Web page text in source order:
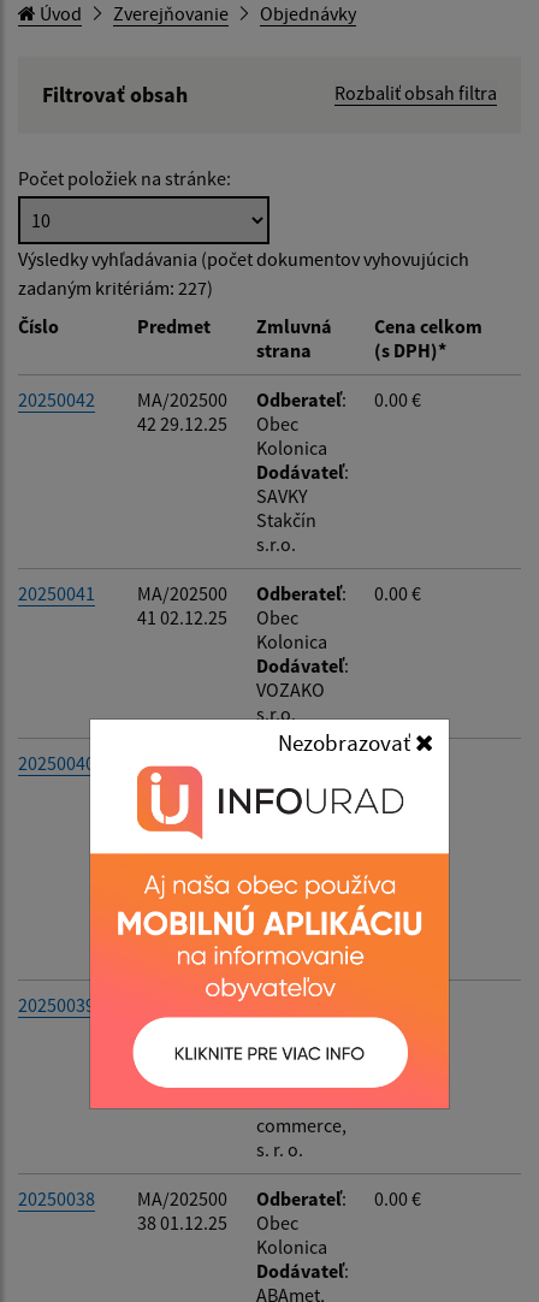
Nezobrazovať
Úvod Zverejňovanie Objednávky
Filtrovať obsah
Rozbaliť obsah filtra
Hľadať v:
Typ dátumu:
Dátum od:
Reset
Počet položiek na stránke:
Výsledky vyhľadávania (počet dokumentov vyhovujúcich
zadaným kritériám: 227)
Číslo
Predmet
Zmluvná
strana
Cena celkom
(s DPH)*
20250042
MA/202500
42 29.12.25
Odberateľ:
Obec
Kolonica
Dodávateľ:
SAVKY
Stakčín
s.r.o.
0.00 €
20250041
MA/202500
41 02.12.25
Odberateľ:
Obec
Kolonica
Dodávateľ:
VOZAKO
s.r.o.
0.00 €
20250040
MA/202500
40 10.12.25
Obec
Kolonica
Ing.
Katarína
Gerbocová
MARCOMP
20250039
39 08.12.25
Kolonica
commerce,
s. r. o.
20250038
MA/202500
38 01.12.25
Odberateľ:
Obec
Kolonica
Dodávateľ:
ABAmet,
0.00 €